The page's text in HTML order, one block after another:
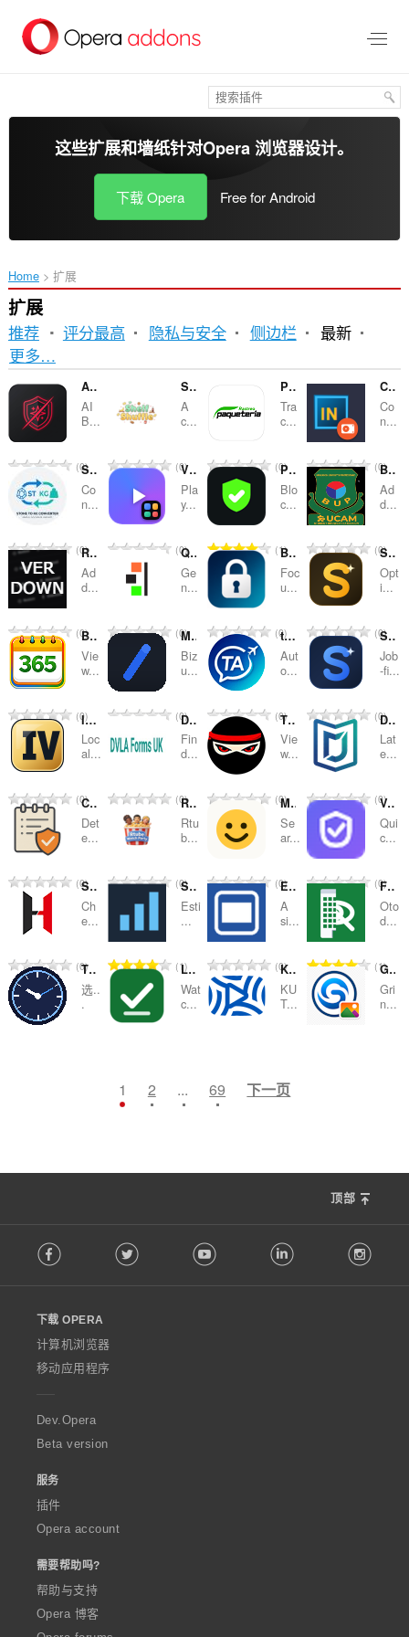
这些扩展和墙纸针对Opera 浏览器设计。
下载 Opera Free for Android
Home 扩展
扩展
推荐 评分最高 隐私与安全 侧边栏 最新
排
序
和
分
类
更多…
AI Blocker
AI
B...
总
评
分
：
0
Shelf Shuffle: Sort & Match
A
c...
总
评
分
：
0
Paqueteria Rastreo
Tra
c...
总
评
分
：
0
CM to Inches Converter
Co
n...
总
评
分
：
0
Stone to KG Converter
Co
n...
总
评
分
：
0
Video Power Tool
Pla
y...
总
评
分
：
0
PureKick - Ad Blocker for Kick
Blo
c...
总
评
分
：
1
BUP UCAM Extension
Ad
d...
总
评
分
：
0
Roblox VersionHistory Download Button
Ad
d...
总
评
分
：
0
Quick Schema - JSON-LD Generator
Ge
n...
总
评
分
：
0
Browser Security
Foc
u...
总
评
分
：
0
SkillEra Companion – Prompt Optimizer
Opt
i...
总
评
分
：
0
Bangla Calendar 365
Vie
w...
总
评
分
：
0
MedBizu
Biz
u...
总
评
分
：
0
touranalitica
Aut
o...
总
评
分
：
0
Skill Era Companion Career Suite
Job
-fi...
总
评
分
：
0
IdleDex — IVs por atributo
Loc
al...
总
评
分
：
0
DVLA Toolkit: Forms, Contacts & Reminders
Fin
d...
总
评
分
：
0
Tik.Ninja Anonymous TikTok Story & Profile Viewer
Vie
w...
总
评
分
：
0
DJs Mobiles
Lat
e...
总
评
分
：
0
Clipboard Shield - CAPTCHA & ClickFix Protection
Det
e...
总
评
分
：
0
Rtube Watch Party
Rtu
b...
总
评
分
：
0
ManySmile — Emoji Search & Copy
Se
ar...
总
评
分
：
0
VeriZone Companion
Qui
c...
总
评
分
：
0
Simple WCAG Contrast Checker
Ch
e...
总
评
分
0
Steam Sales Predictor
Esti
...
总
评
分
1
Emulator Settings Helper
A
si...
总
评
分
0
Filtr Nieruchomosci
Oto
d...
总
评
分
1
TimeZone Converter
选..
.
LanguageTool Inline
Wat
c...
次
KUTube for Blackboard
KU
T...
分
次
GrinBeam Image
Gri
n...
1 2 ... 69 下一页
顶部
o
w
O
p
e
a
Facebook Twitter Youtube LinkedIn
下载 OPERA
计算机浏览器
移动应用程序
Dev.Opera
Beta version
服务
插件
Opera account
需要帮助吗?
帮助与支持
Opera 博客